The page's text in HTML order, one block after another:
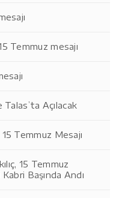
Temmuz mesajı
Açılacak
Temmuz Mesajı
15 Temmuz
Başında Andı